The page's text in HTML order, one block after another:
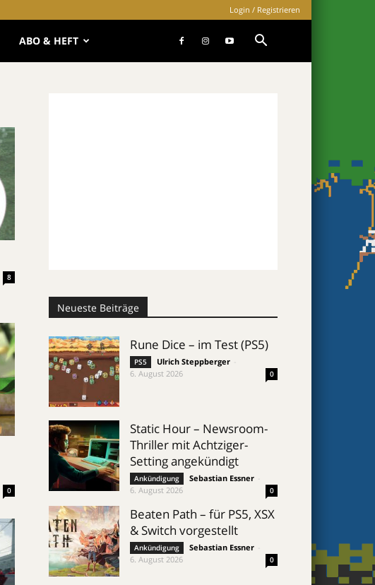
Login / Registrieren
ABO & HEFT
8
0
Neueste Beiträge
Rune Dice – im Test (PS5)
PS5 Ulrich Steppberger
6. August 2026
0
Static Hour – Newsroom-
Thriller mit Achtziger-
Setting angekündigt
Ankündigung Sebastian Essner
6. August 2026
0
Beaten Path – für PS5, XSX
& Switch vorgestellt
Ankündigung Sebastian Essner
6. August 2026
0